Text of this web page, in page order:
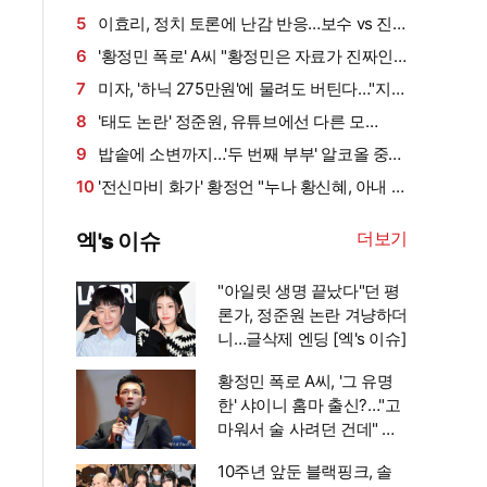
는 스토킹" 현직 변호사 해석 [엑's 이슈]
5
이효리, 정치 토론에 난감 반응…보수 vs 진
보 사연에 "빠지면 안 될까요?"
6
'황정민 폭로' A씨 "황정민은 자료가 진짜인
것 알고 있어…아니었다면 '조작·허위'라 했을
것" 주장
7
미자, '하닉 275만원'에 물려도 버틴다…"지금
털면 죽어" 씁쓸 (미자네)
8
'태도 논란' 정준원, 유튜브에선 다른 모
습…"난 안 되는 놈인가 생각" [엑's 이슈]
9
밥솥에 소변까지…'두 번째 부부' 알코올 중독
남편 충격 일상 (이숙캠)
10 '전신마비 화가' 황정언 "누나 황신혜, 아내 손
엑's 이슈 더보기
"아일릿 생명 끝났다"던 평
론가, 정준원 논란 겨냥하더
니…글삭제 엔딩 [엑's 이슈]
황정민 폭로 A씨, '그 유명
한' 샤이니 홈마 출신?…"고
마워서 술 사려던 건데" 침
10주년 앞둔 블랙핑크, 솔